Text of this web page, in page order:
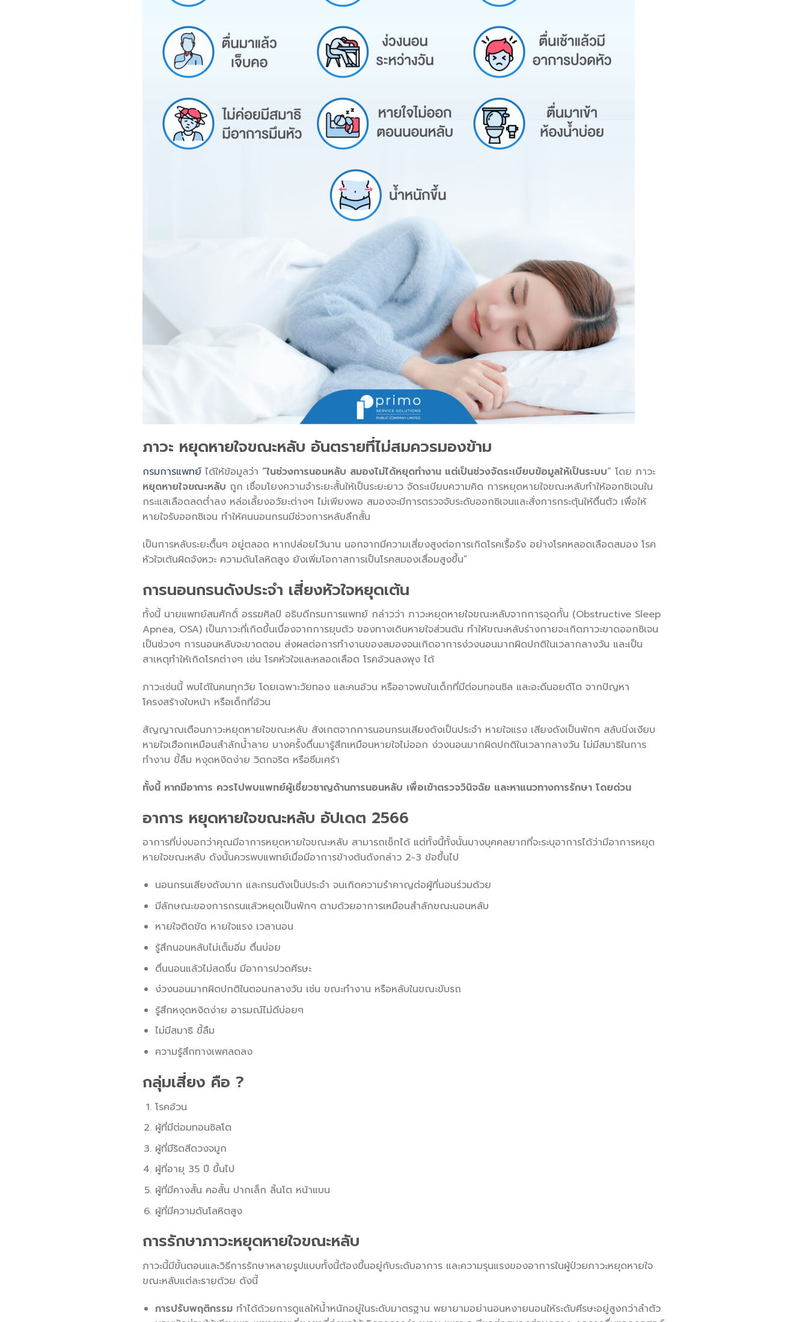
ภาวะ หยุดหายใจขณะหลับ อันตรายที่ไม่สมควรมองข้าม
กรมการแพทย์ ได้ให้ข้อมูลว่า “ในช่วงการนอนหลับ สมองไม่ได้หยุดทำงาน แต่เป็นช่วงจัดระเบียบข้อมูลให้เป็นระบบ” โดย ภาวะ
หยุดหายใจขณะหลับ ถูก เชื่อมโยงความจำระยะสั้นให้เป็นระยะยาว จัดระเบียบความคิด การหยุดหายใจขณะหลับทำให้ออกซิเจนใน
กระแสเลือดลดต่ำลง หล่อเลี้ยงอวัยะต่างๆ ไม่เพียงพอ สมองจะมีการตรวจจับระดับออกซิเจนและสั่งการกระตุ้นให้ตื่นตัว เพื่อให้
หายใจรับออกซิเจน ทำให้คนนอนกรนมีช่วงการหลับลึกสั้น
เป็นการหลับระยะตื้นๆ อยู่ตลอด หากปล่อยไว้นาน นอกจากมีความเสี่ยงสูงต่อการเกิดโรคเรื้อรัง อย่างโรคหลอดเลือดสมอง โรค
หัวใจเต้นผิดจังหวะ ความดันโลหิตสูง ยังเพิ่มโอกาสการเป็นโรคสมองเสื่อมสูงขึ้น”
การนอนกรนดังประจำ เสี่ยงหัวใจหยุดเต้น
ทั้งนี้ นายแพทย์สมศักดิ์ อรรฆศิลป์ อธิบดีกรมการแพทย์ กล่าวว่า ภาวะหยุดหายใจขณะหลับจากการอุดกั้น (Obstructive Sleep
Apnea, OSA) เป็นภาวะที่เกิดขึ้นเนื่องจากการยุบตัว ของทางเดินหายใจส่วนต้น ทำให้ขณะหลับร่างกายจะเกิดภาวะขาดออกซิเจน
เป็นช่วงๆ การนอนหลับจะขาดตอน ส่งผลต่อการทำงานของสมองจนเกิดอาการง่วงนอนมากผิดปกติในเวลากลางวัน และเป็น
สาเหตุทำให้เกิดโรคต่างๆ เช่น โรคหัวใจและหลอดเลือด โรคอ้วนลงพุง ได้
ภาวะเช่นนี้ พบได้ในคนทุกวัย โดยเฉพาะวัยทอง และคนอ้วน หรืออาจพบในเด็กที่มีต่อมทอนซิล และอะดีนอยด์โต จากปัญหา
โครงสร้างใบหน้า หรือเด็กที่อ้วน
สัญญาณเตือนภาวะหยุดหายใจขณะหลับ สังเกตจากการนอนกรนเสียงดังเป็นประจำ หายใจแรง เสียงดังเป็นพักๆ สลับนิ่งเงียบ
หายใจเฮือกเหมือนสำลักน้ำลาย บางครั้งตื่นมารู้สึกเหมือนหายใจไม่ออก ง่วงนอนมากผิดปกติในเวลากลางวัน ไม่มีสมาธิในการ
ทำงาน ขี้ลืม หงุดหงิดง่าย วิตกจริต หรือซึมเศร้า
ทั้งนี้ หากมีอาการ ควรไปพบแพทย์ผู้เชี่ยวชาญด้านการนอนหลับ เพื่อเข้าตรวจวินิจฉัย และหาแนวทางการรักษา โดยด่วน
อาการ หยุดหายใจขณะหลับ อัปเดต 2566
อาการที่บ่งบอกว่าคุณมีอาการหยุดหายใจขณะหลับ สามารถเช็กได้ แต่ทั้งนี้ทั้งนั้นบางบุคคลยากที่จะระบุอาการได้ว่ามีอาการหยุด
หายใจขณะหลับ ดังนั้นควรพบแพทย์เมื่อมีอาการข้างต้นดังกล่าว 2-3 ข้อขึ้นไป
นอนกรนเสียงดังมาก และกรนดังเป็นประจำ จนเกิดความรำคาญต่อผู้ที่นอนร่วมด้วย
มีลักษณะของการกรนแล้วหยุดเป็นพักๆ ตามด้วยอาการเหมือนสำลักขณะนอนหลับ
หายใจติดขัด หายใจแรง เวลานอน
รู้สึกนอนหลับไม่เต็มอิ่ม ตื่นบ่อย
ตื่นนอนแล้วไม่สดชื่น มีอาการปวดศีรษะ
ง่วงนอนมากผิดปกติในตอนกลางวัน เช่น ขณะทำงาน หรือหลับในขณะขับรถ
รู้สึกหงุดหงิดง่าย อารมณ์ไม่ดีบ่อยๆ
ไม่มีสมาธิ ขี้ลืม
ความรู้สึกทางเพศลดลง
กลุ่มเสี่ยง คือ ?
โรคอ้วน
ผู้ที่มีต่อมทอนซิลโต
ผู้ที่มีริดสีดวงจมูก
ผู้ที่อายุ 35 ปี ขึ้นไป
ผู้ที่มีคางสั้น คอสั้น ปากเล็ก ลิ้นโต หน้าแบน
ผู้ที่มีความดันโลหิตสูง
การรักษาภาวะหยุดหายใจขณะหลับ
ภาวะนี้มีขั้นตอนและวิธีการรักษาหลายรูปแบบทั้งนี้ต้องขึ้นอยู่กับระดับอาการ และความรุนแรงของอาการในผู้ป่วยภาวะหยุดหายใจ
ขณะหลับแต่ละรายด้วย ดังนี้
การปรับพฤติกรรมทำได้ด้วยการดูแลให้น้ำหนักอยู่ในระดับมาตรฐาน พยายามอย่านอนหงายนอนให้ระดับศีรษะอยู่สูงกว่าลำตัว